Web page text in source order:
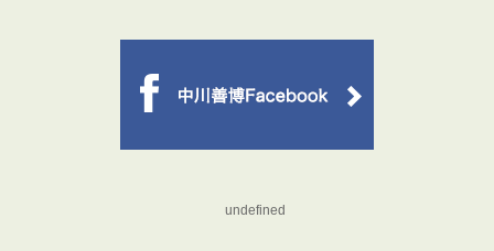
undefined